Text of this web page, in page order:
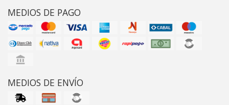
MEDIOS DE PAGO
MEDIOS DE ENVÍO